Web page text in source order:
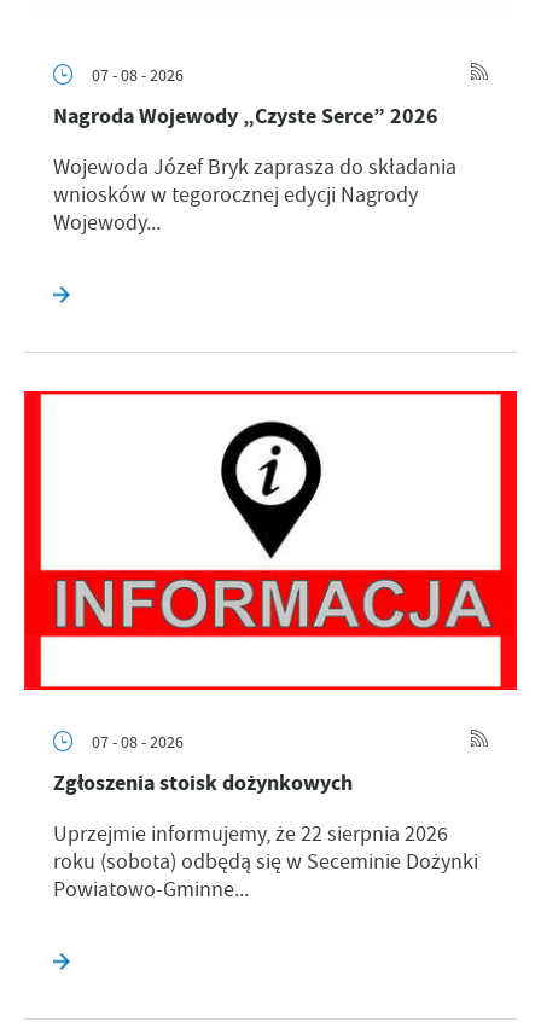
07 - 08 - 2026
Nagroda Wojewody „Czyste Serce” 2026
Wojewoda Józef Bryk zaprasza do składania
wniosków w tegorocznej edycji Nagrody
Wojewody...
07 - 08 - 2026
Zgłoszenia stoisk dożynkowych
Uprzejmie informujemy, że 22 sierpnia 2026
roku (sobota) odbędą się w Seceminie Dożynki
Powiatowo-Gminne...